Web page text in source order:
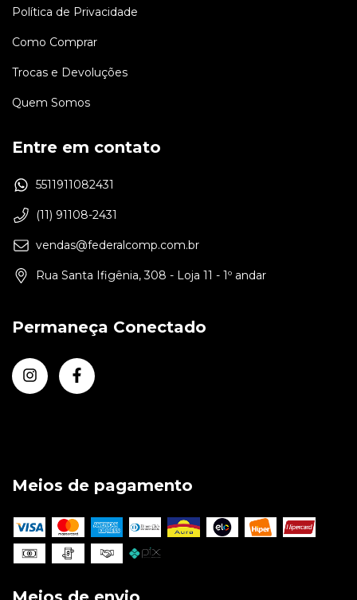
Política de Privacidade
Como Comprar
Trocas e Devoluções
Quem Somos
Entre em contato
5511911082431
(11) 91108-2431
vendas@federalcomp.com.br
Rua Santa Ifigênia, 308 - Loja 11 - 1º andar
Permaneça Conectado
Meios de pagamento